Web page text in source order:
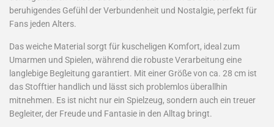
beruhigendes Gefühl der Verbundenheit und Nostalgie, perfekt für
Fans jeden Alters.
Das weiche Material sorgt für kuscheligen Komfort, ideal zum
Umarmen und Spielen, während die robuste Verarbeitung eine
langlebige Begleitung garantiert. Mit einer Größe von ca. 28 cm ist
das Stofftier handlich und lässt sich problemlos überallhin
mitnehmen. Es ist nicht nur ein Spielzeug, sondern auch ein treuer
Begleiter, der Freude und Fantasie in den Alltag bringt.